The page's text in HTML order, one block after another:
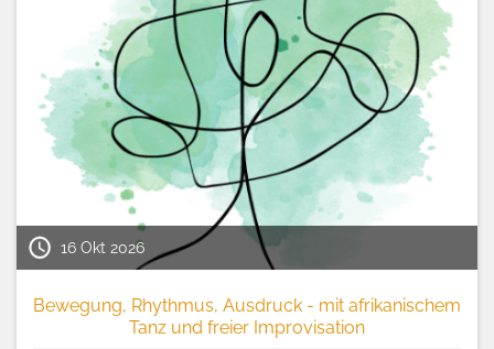
16 Okt 2026
Bewegung, Rhythmus, Ausdruck - mit afrikanischem
Tanz und freier Improvisation